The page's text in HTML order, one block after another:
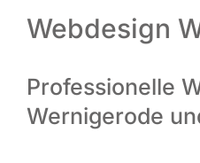
Arbei­ten
Leis­tun­gen
Webdesign
Professionelle
Wernigerode